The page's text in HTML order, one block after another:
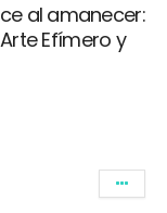
al amanecer:
Efímero y